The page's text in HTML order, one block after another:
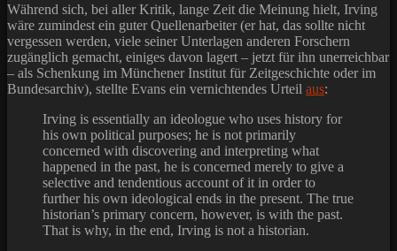
Während sich, bei aller Kritik, lange Zeit die Meinung hielt, Irving
wäre zumindest ein guter Quellenarbeiter (er hat, das sollte nicht
vergessen werden, viele seiner Unterlagen anderen Forschern
zugänglich gemacht, einiges davon lagert – jetzt für ihn unerreichbar
– als Schenkung im Münchener Institut für Zeitgeschichte oder im
Bundesarchiv), stellte Evans ein vernichtendes Urteil aus:
Irving is essentially an ideologue who uses history for
his own political purposes; he is not primarily
concerned with discovering and interpreting what
happened in the past, he is concerned merely to give a
selective and tendentious account of it in order to
further his own ideological ends in the present. The true
historian’s primary concern, however, is with the past.
That is why, in the end, Irving is not a historian.